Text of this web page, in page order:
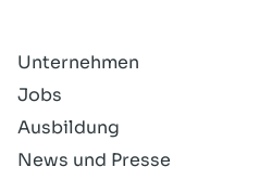
Unternehmen
Jobs
Ausbildung
News und Presse